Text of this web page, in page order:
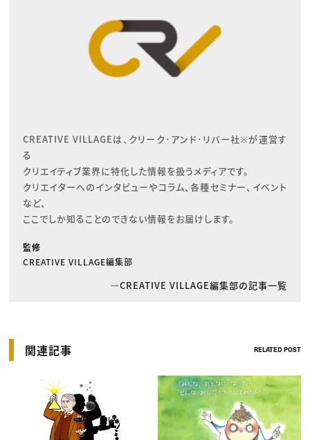
CREATIVE VILLAGEは、クリーク･アンド･リバー社※が運営す
る
クリエイティブ業界に特化した情報を扱うメディアです。
クリエイターへのインタビューやコラム、各種セミナー、イベント
など、
ここでしか知ることのできない情報をお届けします。
監修
CREATIVE VILLAGE編集部
CREATIVE VILLAGE編集部の記事一覧
関連記事 RELATED POST